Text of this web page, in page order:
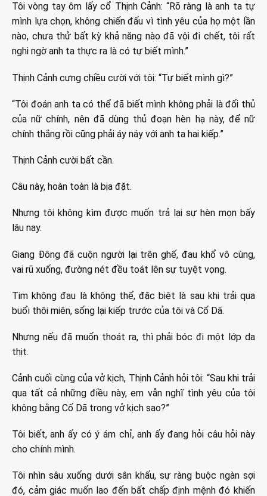
Tôi vòng tay ôm lấy cổ Thịnh Cảnh: “Rõ ràng là anh ta tự
mình lựa chọn, không chiến đấu vì tình yêu của họ một lần
nào, chưa thử bất kỳ khả năng nào đã vội đi chết, tôi rất
nghi ngờ anh ta thực ra là có tự biết mình.”
Thịnh Cảnh cưng chiều cười với tôi: “Tự biết mình gì?”
“Tôi đoán anh ta có thể đã biết mình không phải là đối thủ
của nữ chính, nên đã dùng thủ đoạn hèn hạ này, để nữ
chính thắng rồi cũng phải áy náy với anh ta hai kiếp.”
Thịnh Cảnh cười bất cần.
Câu này, hoàn toàn là bịa đặt.
Nhưng tôi không kìm được muốn trả lại sự hèn mọn bấy
lâu nay.
Giang Đông đã cuộn người lại trên ghế, đau khổ vô cùng,
vai rũ xuống, đường nét đều toát lên sự tuyệt vọng.
Tim không đau là không thể, đặc biệt là sau khi trải qua
buổi thôi miên, sống lại kiếp trước của tôi và Cố Dã.
Nhưng nếu đã muốn thoát ra, thì phải bóc đi một lớp da
thịt.
Cảnh cuối cùng của vở kịch, Thịnh Cảnh hỏi tôi: “Sau khi trải
qua tất cả những điều này, em vẫn nghĩ tình yêu của tôi
không bằng Cố Dã trong vở kịch sao?”
Tôi biết, anh ấy có ý ám chỉ, anh ấy đang hỏi câu hỏi này
cho chính mình.
Tôi nhìn sâu xuống dưới sân khấu, sự ràng buộc ngàn sợi
đó, cảm giác muốn lao đến bất chấp định mệnh đó khiến